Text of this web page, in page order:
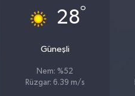
28°
Güneşli
Nem: %52
Rüzgar: 6.39 m/s